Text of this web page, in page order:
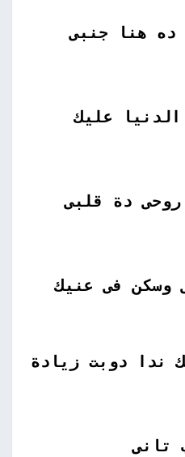
ده هنا جنبى
عليك
دة قلبى
وسكن فى عنيك
ندا دوبت زيادة
تانى